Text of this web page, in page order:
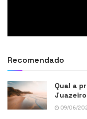
Recomendado
Qual a
09/06/